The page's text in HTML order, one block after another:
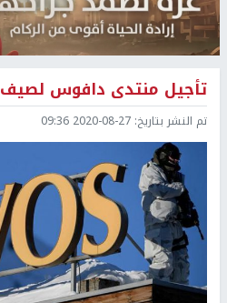
تأجيل منتدى دافوس لصيف 2021 بسبب كورونا
تم النشر بتاريخ: 2020-08-27 09:36